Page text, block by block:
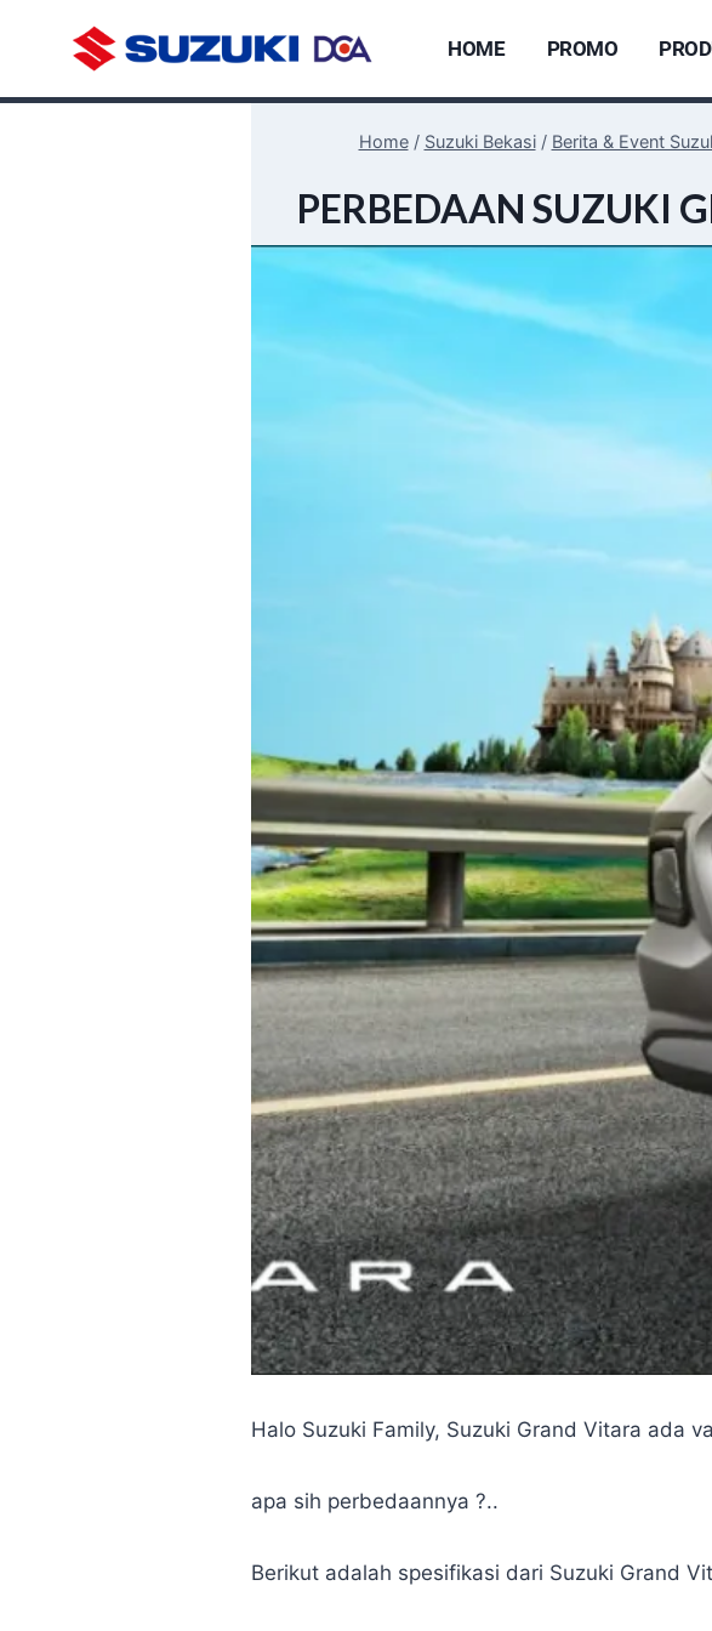
HOME PROMO
Home / Suzuki Bekasi / Berita & Event
PERBEDAAN SUZUKI
Halo Suzuki Family, Suzuki Grand Vitara ada
apa sih perbedaannya ?..
Berikut adalah spesifikasi dari Suzuki Grand